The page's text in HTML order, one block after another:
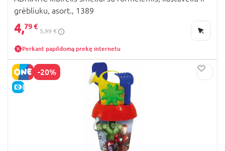
grėbliuku, asort., 1389
4,79 €
5,99 €
Perkant papildomą prekę internetu
-20%
E-KAINA